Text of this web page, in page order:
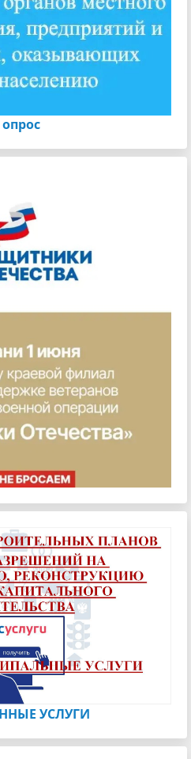
опрос
УСЛУГИ